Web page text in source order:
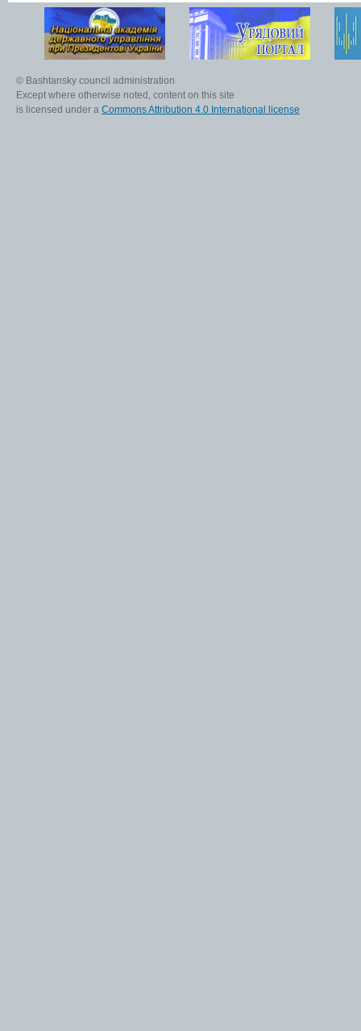
© Bashtansky council administration
Except where otherwise noted, content on this site
is licensed under a Commons Attribution 4.0 International license